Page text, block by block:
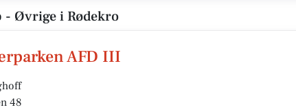
- Øvrige i Rødekro
AFD III
48